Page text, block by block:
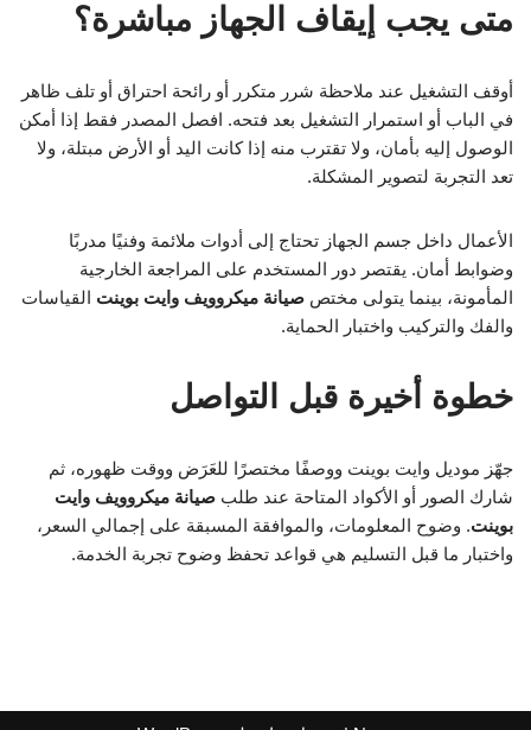
متى يجب إيقاف الجهاز مباشرة؟
أوقف التشغيل عند ملاحظة شرر متكرر أو رائحة احتراق أو تلف ظاهر
في الباب أو استمرار التشغيل بعد فتحه. افصل المصدر فقط إذا أمكن
الوصول إليه بأمان، ولا تقترب منه إذا كانت اليد أو الأرض مبتلة، ولا
تعد التجربة لتصوير المشكلة.
الأعمال داخل جسم الجهاز تحتاج إلى أدوات ملائمة وفنيًا مدربًا
وضوابط أمان. يقتصر دور المستخدم على المراجعة الخارجية
المأمونة، بينما يتولى مختص صيانة ميكروويف وايت بوينت القياسات
والفك والتركيب واختبار الحماية.
خطوة أخيرة قبل التواصل
جهّز موديل وايت بوينت ووصفًا مختصرًا للعَرَض ووقت ظهوره، ثم
شارك الصور أو الأكواد المتاحة عند طلب صيانة ميكروويف وايت
بوينت. وضوح المعلومات، والموافقة المسبقة على إجمالي السعر،
واختبار ما قبل التسليم هي قواعد تحفظ وضوح تجربة الخدمة.